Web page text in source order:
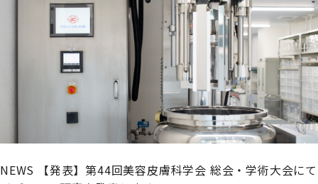
NEWS
【発表】第44回美容皮膚科学会 総会・学術大会にて